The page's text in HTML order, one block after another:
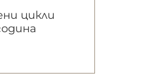
цикли